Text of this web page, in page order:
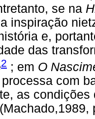
se na
inspiração
e,
das
2 ; em O
com
as